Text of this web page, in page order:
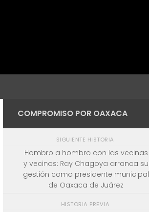
COMPROMISO POR OAXACA
SIGUIENTE HISTORIA
Hombro a hombro con las vecinas
y vecinos: Ray Chagoya arranca su
gestión como presidente municipal
de Oaxaca de Juárez
HISTORIA PREVIA